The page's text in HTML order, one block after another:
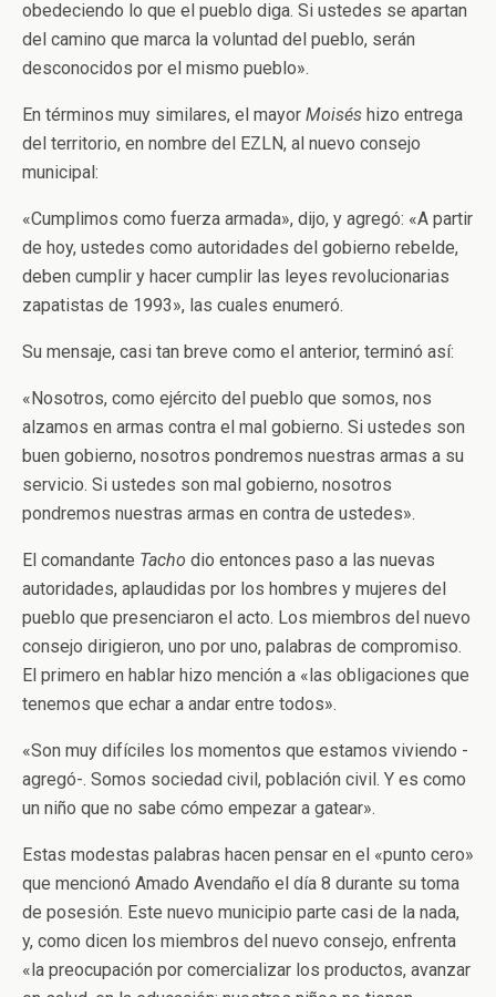
obedeciendo lo que el pueblo diga. Si ustedes se apartan
del camino que marca la voluntad del pueblo, serán
desconocidos por el mismo pueblo».
En términos muy similares, el mayor Moisés hizo entrega
del territorio, en nombre del EZLN, al nuevo consejo
municipal:
«Cumplimos como fuerza armada», dijo, y agregó: «A partir
de hoy, ustedes como autoridades del gobierno rebelde,
deben cumplir y hacer cumplir las leyes revolucionarias
zapatistas de 1993», las cuales enumeró.
Su mensaje, casi tan breve como el anterior, terminó así:
«Nosotros, como ejército del pueblo que somos, nos
alzamos en armas contra el mal gobierno. Si ustedes son
buen gobierno, nosotros pondremos nuestras armas a su
servicio. Si ustedes son mal gobierno, nosotros
pondremos nuestras armas en contra de ustedes».
El comandante Tacho dio entonces paso a las nuevas
autoridades, aplaudidas por los hombres y mujeres del
pueblo que presenciaron el acto. Los miembros del nuevo
consejo dirigieron, uno por uno, palabras de compromiso.
El primero en hablar hizo mención a «las obligaciones que
tenemos que echar a andar entre todos».
«Son muy difíciles los momentos que estamos viviendo -
agregó-. Somos sociedad civil, población civil. Y es como
un niño que no sabe cómo empezar a gatear».
Estas modestas palabras hacen pensar en el «punto cero»
que mencionó Amado Avendaño el día 8 durante su toma
de posesión. Este nuevo municipio parte casi de la nada,
y, como dicen los miembros del nuevo consejo, enfrenta
«la preocupación por comercializar los productos, avanzar